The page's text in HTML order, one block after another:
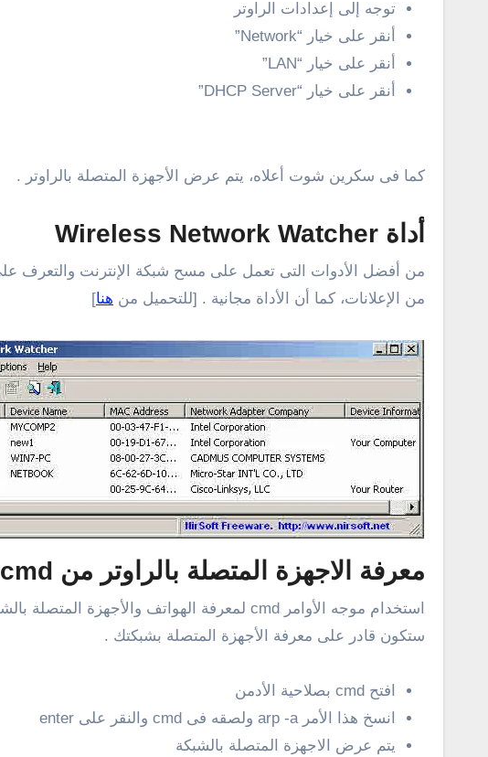
توجه إلى إعدادات الراوتر
أنقر على خيار “Network”
أنقر على خيار “LAN”
أنقر على خيار “DHCP Server”
كما فى سكرين شوت أعلاه، يتم عرض الأجهزة المتصلة بالراوتر .
أداة Wireless Network Watcher
من أفضل الأدوات التى تعمل على مسح شبكة الإنترنت والتعرف
من الإعلانات، كما أن الأداة مجانية . [للتحميل من هنا]
معرفة الاجهزة المتصلة بالراوتر من cmd
ستكون قادر على معرفة الأجهزة المتصلة بشبكتك .
افتح cmd بصلاحية الأدمن
انسخ هذا الأمر arp -a ولصقه فى cmd والنقر على enter
يتم عرض الاجهزة المتصلة بالشبكة